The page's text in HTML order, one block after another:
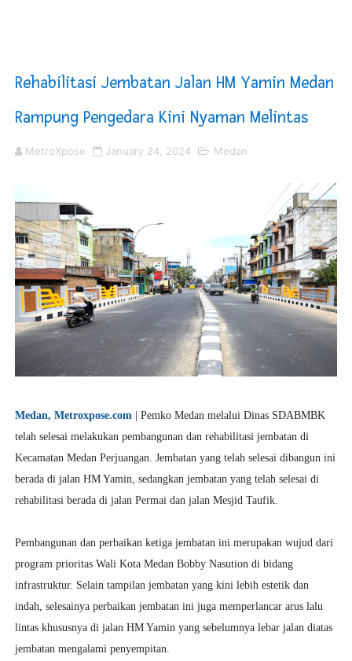
Optimalkan Efisiensi Anggaran, Bupati Taput JTP
PT ASDP Cabang Ambon Siap Dukung Program Bank
Saadiah Uluputty Buka Pekan Olahraga HUT ke-81 RI
Rehabilitasi Jembatan Jalan HM Yamin Medan
Rampung Pengedara Kini Nyaman Melintas
MetroXpose January 24, 2024 Medan
Medan, Metroxpose.com | Pemko Medan melalui Dinas SDABMBK
telah selesai melakukan pembangunan dan rehabilitasi jembatan di
Kecamatan Medan Perjuangan. Jembatan yang telah selesai dibangun ini
berada di jalan HM Yamin, sedangkan jembatan yang telah selesai di
rehabilitasi berada di jalan Permai dan jalan Mesjid Taufik.
Pembangunan dan perbaikan ketiga jembatan ini merupakan wujud dari
program prioritas Wali Kota Medan Bobby Nasution di bidang
infrastruktur. Selain tampilan jembatan yang kini lebih estetik dan
indah, selesainya perbaikan jembatan ini juga memperlancar arus lalu
lintas khususnya di jalan HM Yamin yang sebelumnya lebar jalan diatas
jembatan mengalami penyempitan.